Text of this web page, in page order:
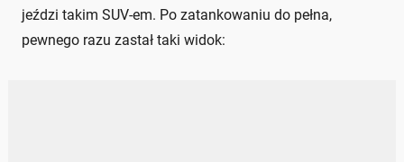
jeździ takim SUV-em. Po zatankowaniu do pełna,
pewnego razu zastał taki widok: